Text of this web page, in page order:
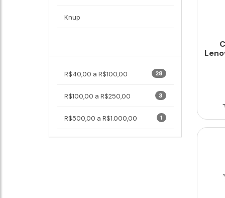
Knup
R$40,00 a R$100,00 28
R$100,00 a R$250,00 3
R$500,00 a R$1.000,00 1